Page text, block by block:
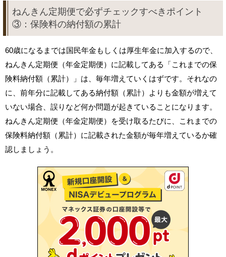
ねんきん定期便で必ずチェックすべきポイント
③：保険料の納付額の累計
60歳になるまでは国民年金もしくは厚生年金に加入するので、
ねんきん定期便（年金定期便）に記載してある「これまでの保
険料納付額（累計）」は、毎年増えていくはずです。それなの
に、前年分に記載してある納付額（累計）よりも金額が増えて
いない場合、誤りなど何か問題が起きていることになります。
ねんきん定期便（年金定期便）を受け取るたびに、これまでの
保険料納付額（累計）に記載された金額が毎年増えているか確
認しましょう。